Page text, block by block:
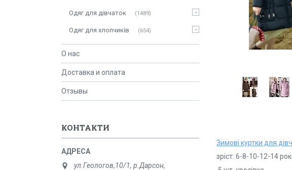
Зимові куртки для
зріст: 6-8-10-12-14
Одяг для дівчаток 1489
Одяг для хлопчиків 654
О нас
Доставка и оплата
Отзывы
КОНТАКТИ
ул.Геологов,10/1, р.Дарсон,